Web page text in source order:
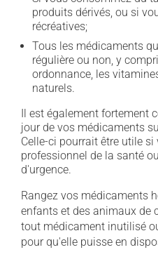
produits dérivés, ou si
récréatives;
Tous les médicaments
régulière ou non, y
ordonnance, les
naturels.
Il est également fortement
jour de vos médicaments
Celle-ci pourrait être utile si
professionnel de la santé
d'urgence.
Rangez vos médicaments
enfants et des animaux de
tout médicament inutilisé
pour qu'elle puisse en